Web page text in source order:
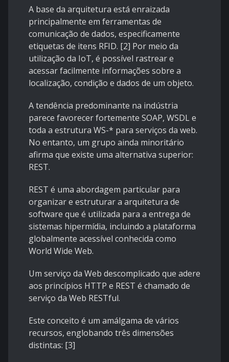
A base da arquitetura está enraizada
principalmente em ferramentas de
comunicação de dados, especificamente
etiquetas de itens RFID. [2] Por meio da
utilização da IoT, é possível rastrear e
acessar facilmente informações sobre a
localização, condição e dados de um objeto.
A tendência predominante na indústria
parece favorecer fortemente SOAP, WSDL e
toda a estrutura WS-* para serviços da web.
No entanto, um grupo ainda minoritário
afirma que existe uma alternativa superior:
REST.
REST é uma abordagem particular para
organizar e estruturar a arquitetura de
software que é utilizada para a entrega de
sistemas hipermídia, incluindo a plataforma
globalmente acessível conhecida como
World Wide Web.
Um serviço da Web descomplicado que adere
aos princípios HTTP e REST é chamado de
serviço da Web RESTful.
Este conceito é um amálgama de vários
recursos, englobando três dimensões
distintas: [3]